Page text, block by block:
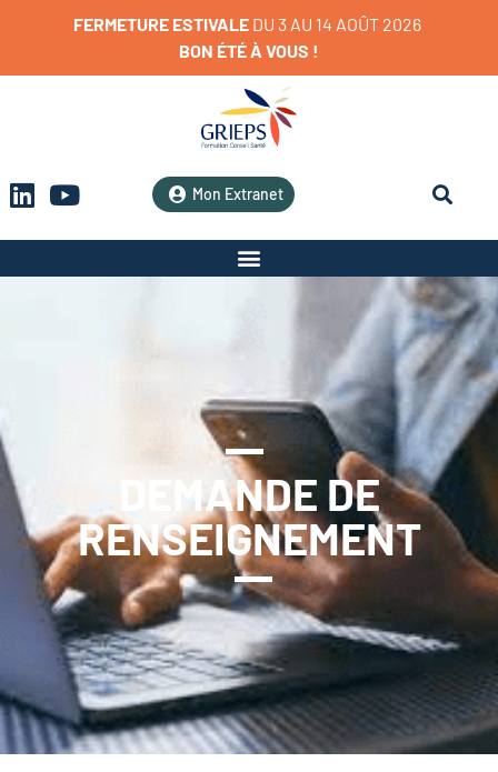
FERMETURE ESTIVALE DU 3 AU 14 AOÛT 2026
BON ÉTÉÀ VOUS !
Mon Extranet
DEMANDE DE
RENSEIGNEMENT